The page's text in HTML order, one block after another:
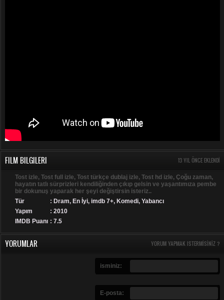
FILM BILGILERI 13 YIL ÖNCE EKLENDI
Tost izle, Tost full izle, Tost türkçe dublaj izle, Tost hd izle, Çoğu zaman,
hayatın tatlı sürprizleri kendiliğinden çıkıp gelsin ve yaşantımıza pembe
bir dokunuş yaparak her şeyi değiştirsin isteriz..
Tür
: Dram, En İyi, imdb 7+, Komedi, Yabancı
Yapım
: 2010
IMDB Puanı : 7.5
YORUMLAR YORUM YAPMAK ISTERMISINIZ ?
isminiz:
E-posta: